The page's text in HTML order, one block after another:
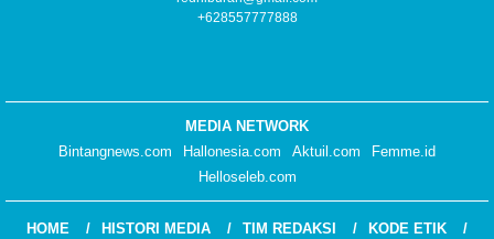
+628557777888
MEDIA NETWORK
Bintangnews.com
Hallonesia.com Aktuil.com
Femme.id
Helloseleb.com
HOME HISTORI MEDIA TIM REDAKSI
KODE ETIK